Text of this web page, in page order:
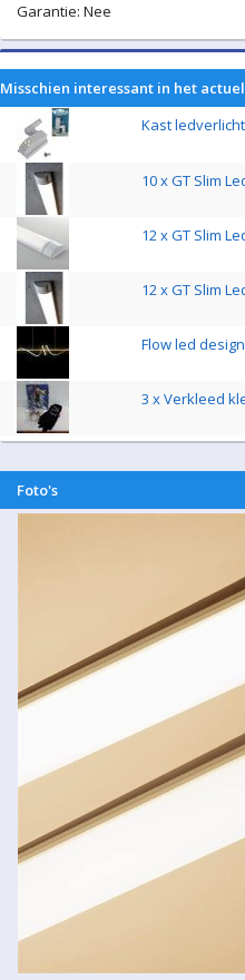
Garantie: Nee
Misschien interessant in het
Kast
10 x GT Slim
12 x GT Slim
12 x GT Slim
Flow led
3 x Verkleed
Foto's